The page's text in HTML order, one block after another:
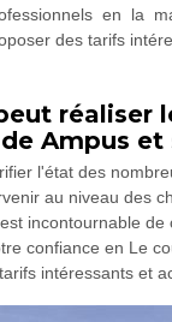
en la
des tarifs
réaliser
Ampus et
l'état des
au niveau des
incontournable
confiance en Le
intéressants et